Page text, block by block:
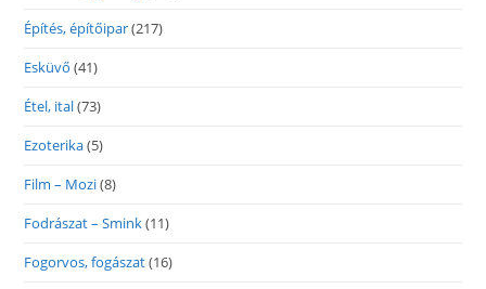
Építés, építőipar(217)
Esküvő (41)
Étel, ital(73)
Ezoterika(5)
Film – Mozi(8)
Fodrászat – Smink(11)
Fogorvos, fogászat(16)